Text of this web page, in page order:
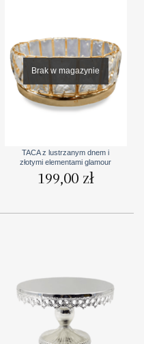
Brak w magazynie
TACA z lustrzanym dnem i
złotymi elementami glamour
199,00 zł